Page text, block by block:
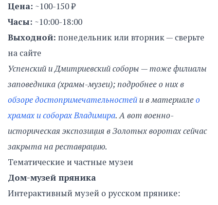
Цена: ~100-150 ₽
Часы: ~10:00-18:00
Выходной: понедельник или вторник — сверьте
на сайте
Успенский и Дмитриевский соборы — тоже филиалы
заповедника (храмы-музеи); подробнее о них в
обзоре достопримечательностей и в материалео
храмах и соборах Владимира. А вот военно-
историческая экспозиция в Золотых воротах сейчас
закрыта на реставрацию.
Тематические и частные музеи
Дом-музей пряника
Интерактивный музей о русском прянике: